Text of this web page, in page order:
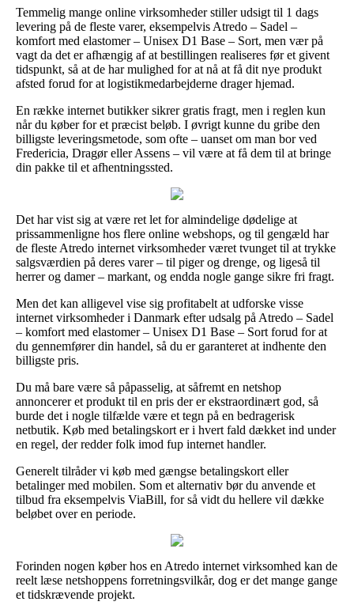
Temmelig mange online virksomheder stiller udsigt til 1 dags
levering på de fleste varer, eksempelvis Atredo – Sadel –
komfort med elastomer – Unisex D1 Base – Sort, men vær på
vagt da det er afhængig af at bestillingen realiseres før et givent
tidspunkt, så at de har mulighed for at nå at få dit nye produkt
afsted forud for at logistikmedarbejderne drager hjemad.
En række internet butikker sikrer gratis fragt, men i reglen kun
når du køber for et præcist beløb. I øvrigt kunne du gribe den
billigste leveringsmetode, som ofte – uanset om man bor ved
Fredericia, Dragør eller Assens – vil være at få dem til at bringe
din pakke til et afhentningssted.
Det har vist sig at være ret let for almindelige dødelige at
prissammenligne hos flere online webshops, og til gengæld har
de fleste Atredo internet virksomheder været tvunget til at trykke
salgsværdien på deres varer – til piger og drenge, og ligeså til
herrer og damer – markant, og endda nogle gange sikre fri fragt.
Men det kan alligevel vise sig profitabelt at udforske visse
internet virksomheder i Danmark efter udsalg på Atredo – Sadel
– komfort med elastomer – Unisex D1 Base – Sort forud for at
du gennemfører din handel, så du er garanteret at indhente den
billigste pris.
Du må bare være så påpasselig, at såfremt en netshop
annoncerer et produkt til en pris der er ekstraordinært god, så
burde det i nogle tilfælde være et tegn på en bedragerisk
netbutik. Køb med betalingskort er i hvert fald dækket ind under
en regel, der redder folk imod fup internet handler.
Generelt tilråder vi køb med gængse betalingskort eller
betalinger med mobilen. Som et alternativ bør du anvende et
tilbud fra eksempelvis ViaBill, for så vidt du hellere vil dække
beløbet over en periode.
Forinden nogen køber hos en Atredo internet virksomhed kan de
reelt læse netshoppens forretningsvilkår, dog er det mange gange
et tidskrævende projekt.